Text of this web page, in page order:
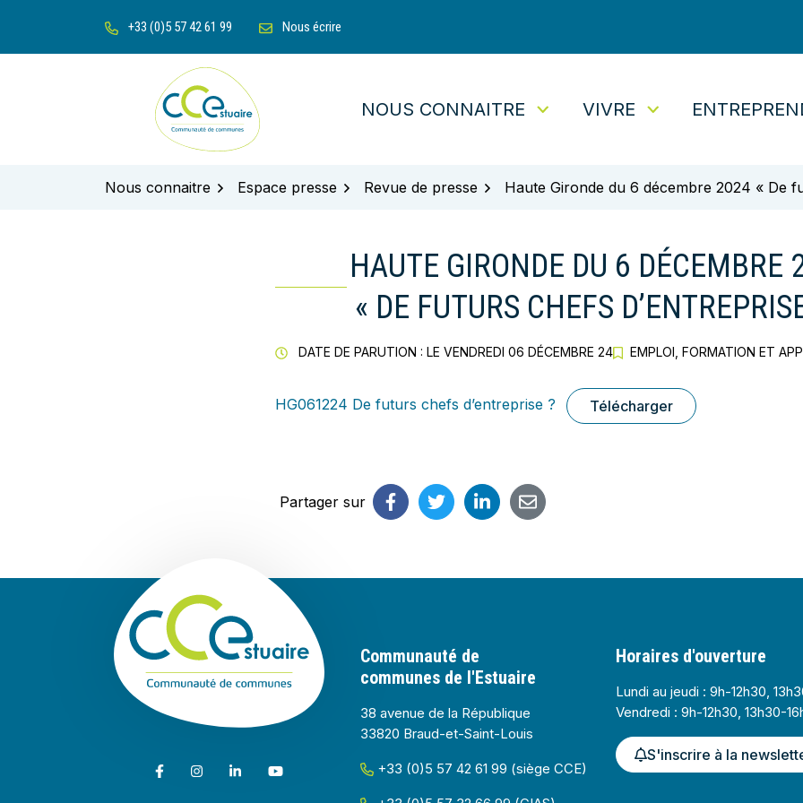
contenu
+33 (0)5 57 42 61 99 Nous écrire
Communauté de communes de l'Estuaire
NOUS CONNAITRE VIVRE
Nous connaitre Espace presse Revue de presse Haute Gironde du 6 décembre 2024 « De
HAUTE GIRONDE DU 6 DÉCEMBRE
« DE FUTURS CHEFS
DATE DE PARUTION : LE VENDREDI 06 DÉCEMBRE 24 EMPLOI, FORMATION ET
HG061224 De futurs chefs d’entreprise ? Télécharger
Partager sur
Lien vers le compte Facebook
Lien vers le compte Instagram
Lien vers le compte Linkedin
Lien vers la chaîne Youtube
Communauté de
communes de l'Estuaire
38 avenue de la République
33820 Braud-et-Saint-Louis
+33 (0)5 57 42 61 99 (siège CCE)
Horaires d'ouverture
Lundi au jeudi : 9h-12h30,
Vendredi : 9h-12h30, 13h30-
S'inscrire à la